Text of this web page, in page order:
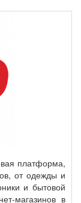
платформа,
от одежды и
и бытовой
магазинов в